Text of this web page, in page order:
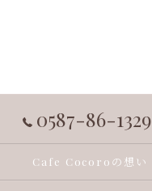
0587-86-1329
Cafe Cocoroの想い